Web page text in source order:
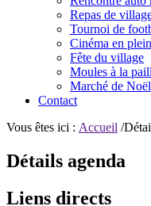
Repas de
Tournoi de
Cinéma en
Fête du village
Moules à la
Marché de Noël
Contact
Vous êtes ici : Accueil /
Détails agenda
Liens directs